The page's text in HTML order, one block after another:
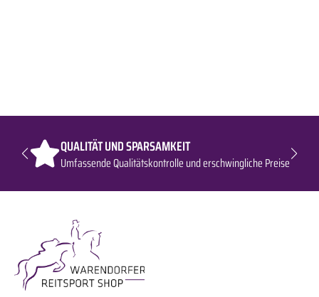
QUALITÄT UND SPARSAMKEIT
Umfassende Qualitätskontrolle und erschwingliche Preise